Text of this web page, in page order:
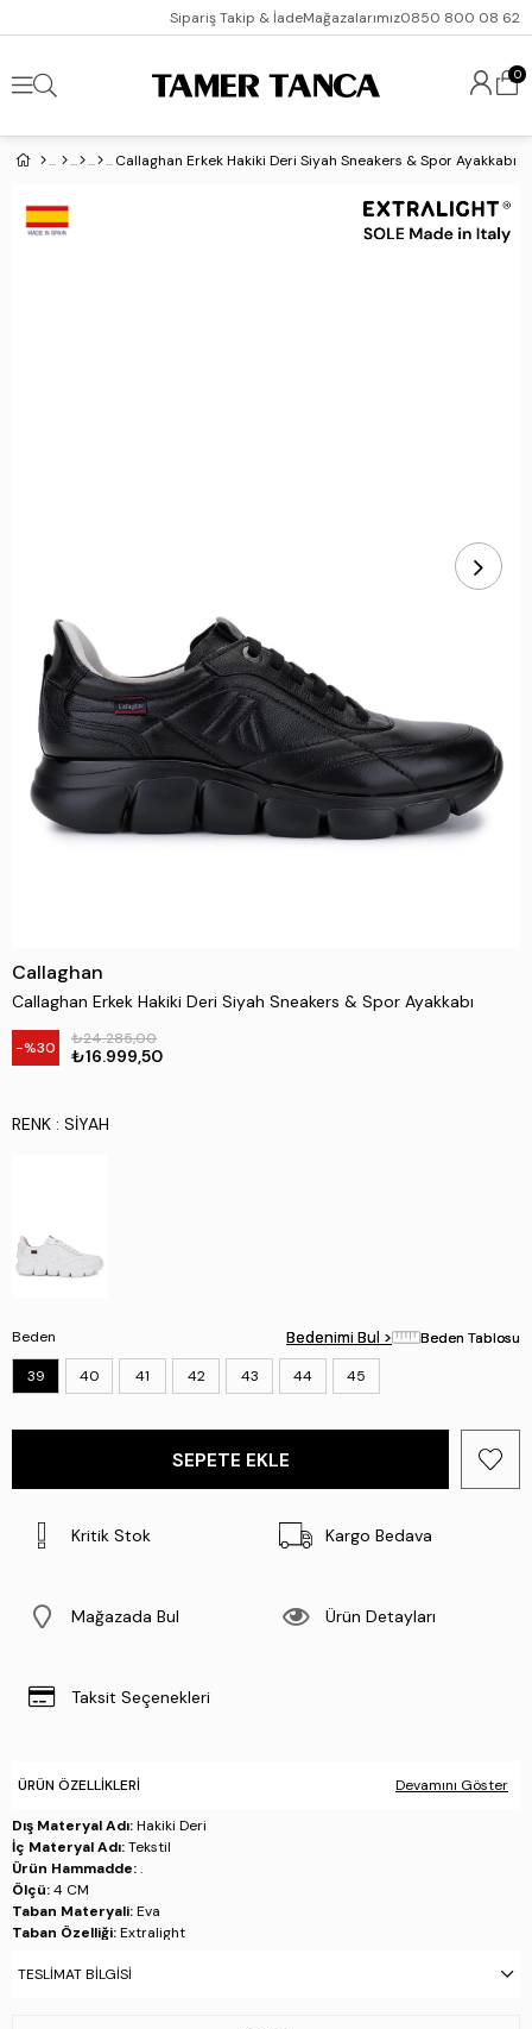
Sipariş Takip & İadeMağazalarımız0850 800 08 62
0
Callaghan Erkek Hakiki Deri Siyah Sneakers & Spor Ayakkabı
Callaghan
Callaghan Erkek Hakiki Deri Siyah Sneakers & Spor Ayakkabı
30 ₺24.285,00
₺16.999,50
RENK : SIYAH
Beden
39 40 41 42 43 44 45
Bedenimi Bul > Beden Tablosu
Bedenimi Bul > Beden Tablosu
Kritik Stok Kargo Bedava
Mağazada Bul Ürün Detayları
Taksit Seçenekleri
ÜRÜN ÖZELLIKLERI Devamını Göster
Dış Materyal Adı:Hakiki Deri
İç Materyal Adı:Tekstil
Ürün Hammadde:.
Ölçü:4 CM
Taban Materyali:Eva
Taban Özelliği:Extralight
Üretim Yeri:İspanya
TESLIMAT BILGISI